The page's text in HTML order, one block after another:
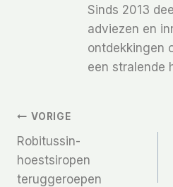
Sinds 2013
adviezen en
ontdekkingen
een stralende
Bericht
Navigatie
VORIGE
Robitussin-
hoestsiropen
teruggeroepen